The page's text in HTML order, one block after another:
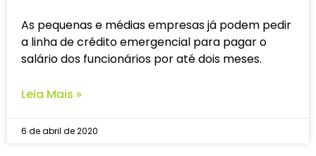
As pequenas e médias empresas já podem pedir
a linha de crédito emergencial para pagar o
salário dos funcionários por até dois meses.
Leia Mais »
6 de abril de 2020